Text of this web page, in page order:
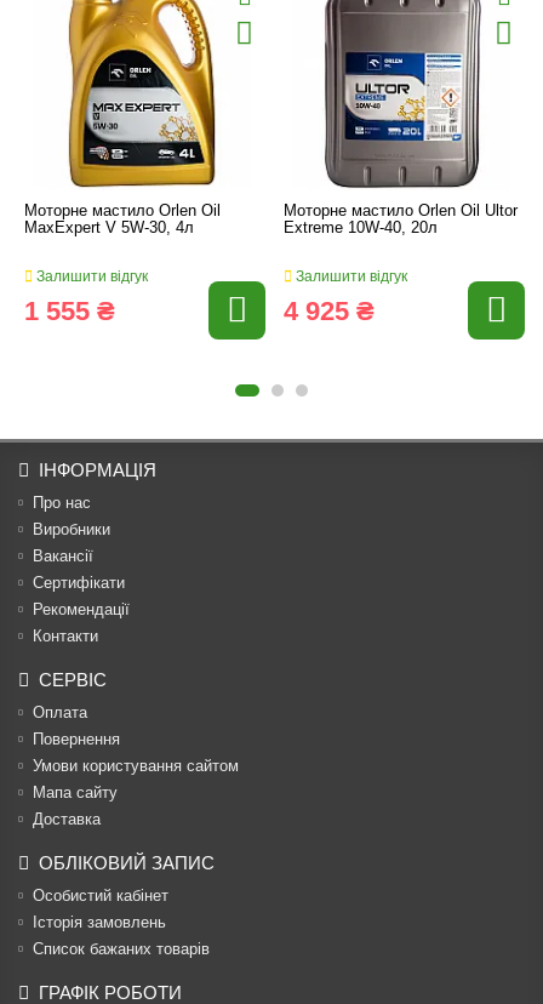
Моторне мастило Orlen Oil
MaxExpert V 5W-30, 4л
Залишити відгук
1 555 ₴
Моторне мастило Orlen Oil Ultor
Extreme 10W-40, 20л
Залишити відгук
4 925 ₴
ІНФОРМАЦІЯ
Про нас
Виробники
Вакансії
Сертифікати
Рекомендації
Контакти
СЕРВІС
Оплата
Повернення
Умови користування сайтом
Мапа сайту
Доставка
ОБЛІКОВИЙ ЗАПИС
Особистий кабінет
Історія замовлень
Список бажаних товарів
ГРАФІК РОБОТИ